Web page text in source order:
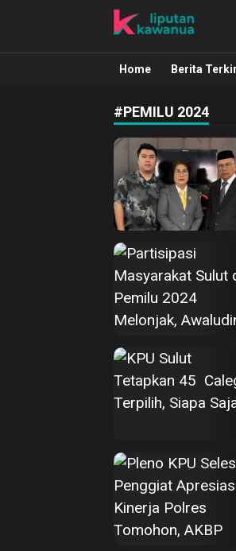
Liputan Kawanua
Berita Manado,
Home Berita
#PEMILU 2024